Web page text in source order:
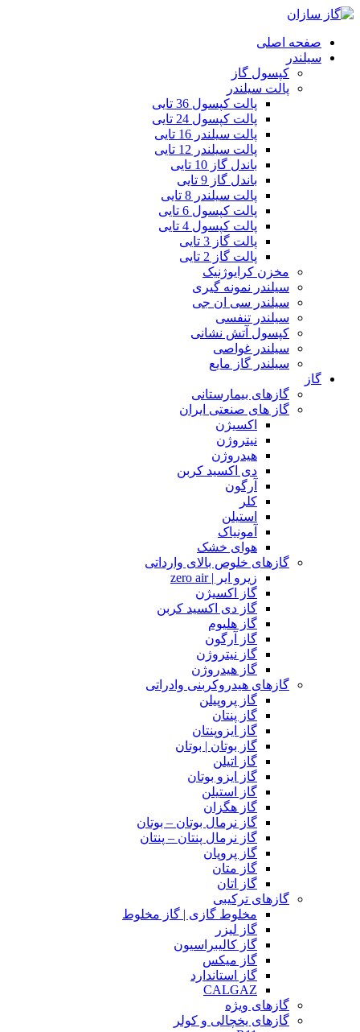
صفحه اصلی
سیلندر
کپسول گاز
پالت سیلندر
پالت کپسول 36 تایی
پالت کپسول 24 تایی
پالت سیلندر 16 تایی
پالت سیلندر 12 تایی
باندل گاز 10 تایی
باندل گاز 9 تایی
پالت سیلندر 8 تایی
پالت کپسول 6 تایی
پالت کپسول 4 تایی
پالت گاز 3 تایی
پالت گاز 2 تایی
مخزن کرایوژنیک
سیلندر نمونه گیری
سیلندر سی ان جی
سیلندر تنفسی
کپسول آتش نشانی
سیلندر غواصی
سیلندر گاز مایع
گاز
گازهای بیمارستانی
گاز های صنعتی ایران
اکسیژن
نیتروژن
هیدروژن
دی اکسید کربن
آرگون
کلر
استیلن
آمونیاک
هوای خشک
گازهای خلوص بالای وارداتی
زیرو ایر | zero air
گاز اکسیژن
گاز دی اکسید کربن
گاز هلیوم
گاز آرگون
گاز نیتروژن
گاز هیدروژن
گازهای هیدروکربنی وادراتی
گاز پروپیلن
گاز پنتان
گاز ایزوپنتان
گاز بوتان | بوتان
گاز اتیلن
گاز ایزو بوتان
گاز استیلن
گاز هگزان
گاز نرمال بوتان – بوتان
گاز نرمال پنتان – پنتان
گاز پروپان
گاز متان
گاز اتان
گازهای ترکیبی
مخلوط گازی | گاز مخلوط
گاز لیزر
گاز کالیبراسیون
گاز میکس
گاز استاندارد
CALGAZ
گازهای ویژه
گازهای یخچالی و کولر